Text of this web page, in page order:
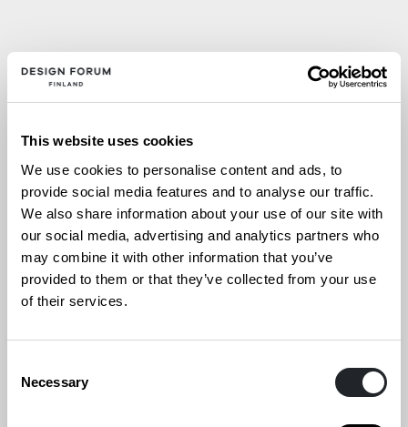
This website uses cookies
We use cookies to personalise content and ads, to
provide social media features and to analyse our traffic.
We also share information about your use of our site with
our social media, advertising and analytics partners who
may combine it with other information that you’ve
provided to them or that they’ve collected from your use
of their services.
Selection
Necessary
15.4.2026
TEXO70 juhlanäyttely
6.3.2026
Fiskars Village Art & Design
Biennale 2026